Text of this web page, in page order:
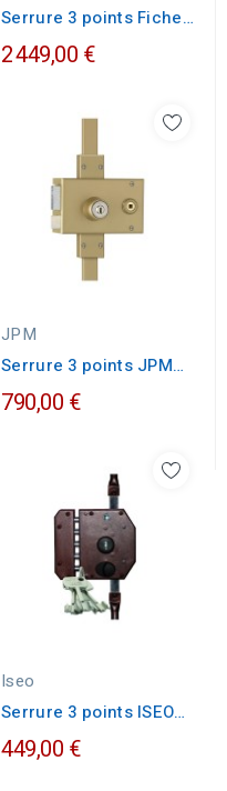
Serrure 3 points Fichet
Forges G372/G375
2 449,00 €
JPM
Serrure 3 points JPM
VEGA horizontale...
790,00 €
Iseo
Serrure 3 points ISEO
CITY PERFECTA fouillot
449,00 €